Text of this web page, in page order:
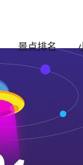
景点排名